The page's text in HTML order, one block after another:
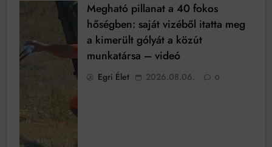
Megható pillanat a 40 fokos
hőségben: saját vizéből itatta meg
a kimerült gólyát a közút
munkatársa – videó
Egri Élet 2026.08.06. 0